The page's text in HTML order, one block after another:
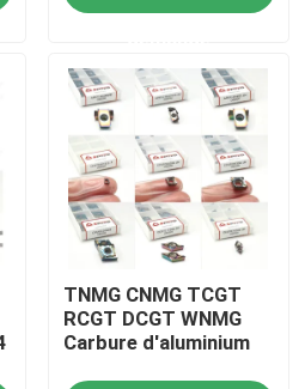
TNMG CNMG TCGT
RCGT DCGT WNMG
Carbure d'aluminium